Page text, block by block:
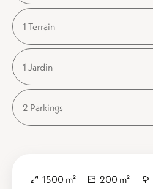
1 Terrain
1 Jardin
2 Parkings
1500 m² 200 m²